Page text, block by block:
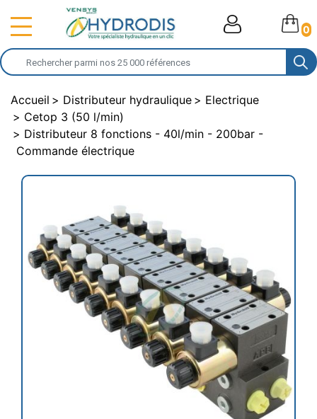
0
Accueil Distributeur hydraulique
Electrique
Cetop 3 (50 l/min)
Distributeur 8 fonctions - 40l/min - 200bar -
Commande électrique